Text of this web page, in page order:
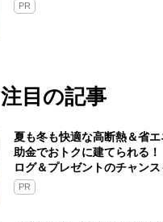
PR
注目の記事
夏も冬も快適な高断熱＆省
助金でおトクに建てられる
ログ＆プレゼントのチャンス
PR